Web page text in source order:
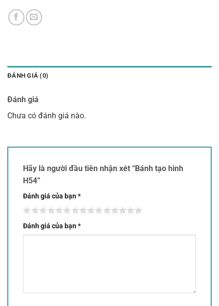
ĐÁNH GIÁ (0)
Đánh giá
Chưa có đánh giá nào.
Hãy là người đầu tiên nhận xét “Bánh tạo hình
H54”
Đánh giá của bạn*
Đánh giá của bạn*